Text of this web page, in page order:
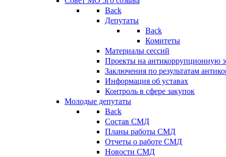
Back
Депутаты
Back
Комитеты
Материалы сессий
Проекты на антикоррупционную
Заключения по результатам
Информация об уставах
Контроль в сфере закупок
Молодые депутаты
Back
Состав СМД
Планы работы СМД
Отчеты о работе СМД
Новости СМД